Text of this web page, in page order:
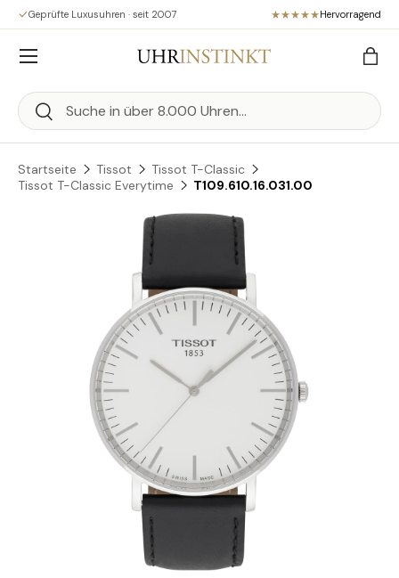
Direkt zum Inhalt
Geprüfte Luxusuhren · seit 2007 Hervorragend
Suchen
Suchen
Menü
Startseite Tissot
Tissot T-Classic
Tissot T-Classic Everytime
T109.610.16.031.00
Zu Produktinformationen springen